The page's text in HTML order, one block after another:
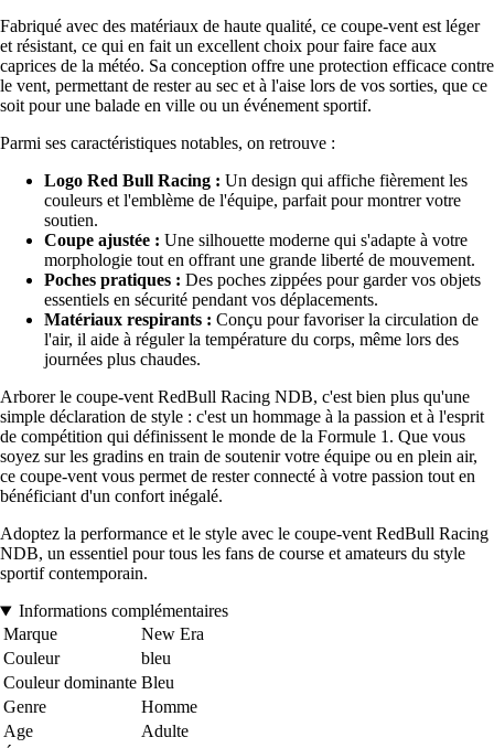
Fabriqué avec des matériaux de haute qualité, ce coupe-vent est léger
et résistant, ce qui en fait un excellent choix pour faire face aux
caprices de la météo. Sa conception offre une protection efficace contre
le vent, permettant de rester au sec et à l'aise lors de vos sorties, que ce
soit pour une balade en ville ou un événement sportif.
Parmi ses caractéristiques notables, on retrouve :
Logo Red Bull Racing : Un design qui affiche fièrement les
couleurs et l'emblème de l'équipe, parfait pour montrer votre
soutien.
Coupe ajustée : Une silhouette moderne qui s'adapte à votre
morphologie tout en offrant une grande liberté de mouvement.
Poches pratiques : Des poches zippées pour garder vos objets
essentiels en sécurité pendant vos déplacements.
Matériaux respirants : Conçu pour favoriser la circulation de
l'air, il aide à réguler la température du corps, même lors des
journées plus chaudes.
Arborer le coupe-vent RedBull Racing NDB, c'est bien plus qu'une
simple déclaration de style : c'est un hommage à la passion et à l'esprit
de compétition qui définissent le monde de la Formule 1. Que vous
soyez sur les gradins en train de soutenir votre équipe ou en plein air,
ce coupe-vent vous permet de rester connecté à votre passion tout en
bénéficiant d'un confort inégalé.
Adoptez la performance et le style avec le coupe-vent RedBull Racing
NDB, un essentiel pour tous les fans de course et amateurs du style
sportif contemporain.
Informations complémentaires
Marque
New Era
Couleur
bleu
Couleur dominante Bleu
Genre
Homme
Age
Adulte